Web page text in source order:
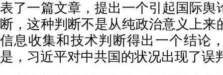
表了一篇文章，提出一个引起国际舆
断，这种判断不是从纯政治意义上来
信息收集和技术判断得出一个结论
是，习近平对中共国的状况出现了误